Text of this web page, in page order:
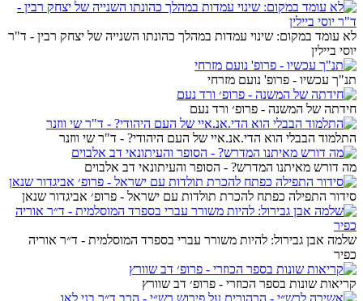
לא עומד במקום: שינוי עמדות במהלך כהונתו השנייה של יצחק רבין - ד"ר
יוסי ביילין
תנ"ך עכשיו - פרופ' נועם מזרחי
חידתה של המשנה - פרופ׳ ורד נעם
התלמוד הבבלי הוא הדי.אנ.איי של העם היהודי? - ד"ר שי ווזנר
מה דורש מאיתנו המדרש? - הסופר והעיתונאי דב אלבוים
סידור התפילה כפתח להכרת תולדות עם ישראל - פרופ׳ אביגדור שנאן
שלמה אבן גבירול: להיות משורר עברי בספרד המוסלמית - ד״ר אוריה
כפיר
קריאות שונות בספר הכוזרי - פרופ׳ דב שוורץ